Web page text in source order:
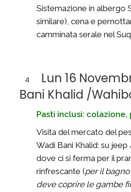
Sistemazione in albergo
similare), cena e
camminata serale nel
4
Lun 16
Bani Khalid /
Pasti inclusi: colazione,
Visita del mercato del
Wadi Bani Khalid: su jeep
dove ci si ferma per il
rinfrescante (per il
deve coprire le gambe